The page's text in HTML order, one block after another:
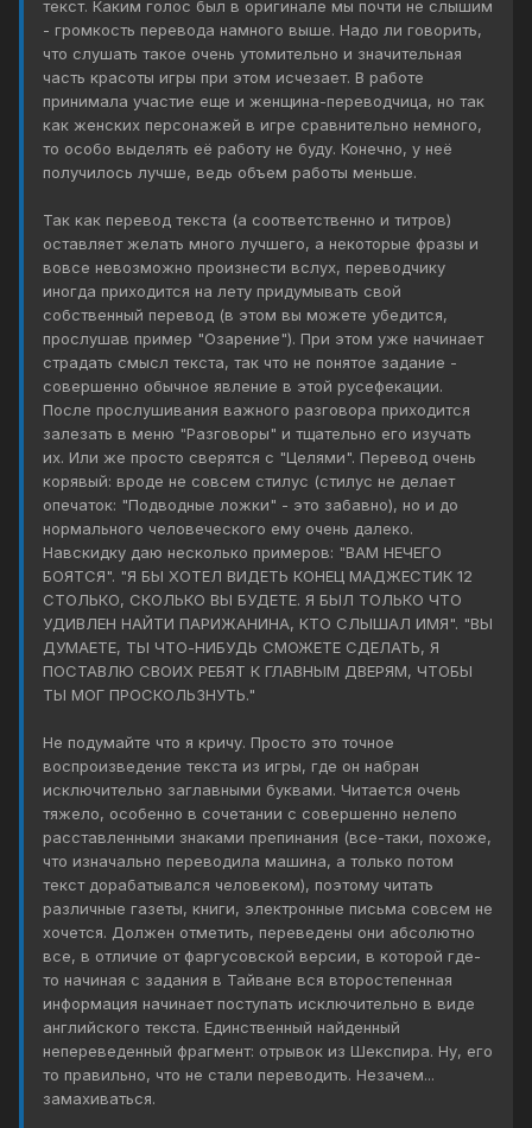
текст. Каким голос был в оригинале мы почти не слышим
- громкость перевода намного выше. Надо ли говорить,
что слушать такое очень утомительно и значительная
часть красоты игры при этом исчезает. В работе
принимала участие еще и женщина-переводчица, но так
как женских персонажей в игре сравнительно немного,
то особо выделять её работу не буду. Конечно, у неё
получилось лучше, ведь объем работы меньше.
Так как перевод текста (а соответственно и титров)
оставляет желать много лучшего, а некоторые фразы и
вовсе невозможно произнести вслух, переводчику
иногда приходится на лету придумывать свой
собственный перевод (в этом вы можете убедится,
прослушав пример "Озарение"). При этом уже начинает
страдать смысл текста, так что не понятое задание -
совершенно обычное явление в этой русефекации.
После прослушивания важного разговора приходится
залезать в меню "Разговоры" и тщательно его изучать
их. Или же просто сверятся с "Целями". Перевод очень
корявый: вроде не совсем стилус (стилус не делает
опечаток: "Подводные ложки" - это забавно), но и до
нормального человеческого ему очень далеко.
Навскидку даю несколько примеров: "ВАМ НЕЧЕГО
БОЯТСЯ". "Я БЫ ХОТЕЛ ВИДЕТЬ КОНЕЦ МАДЖЕСТИК 12
СТОЛЬКО, СКОЛЬКО ВЫ БУДЕТЕ. Я БЫЛ ТОЛЬКО ЧТО
УДИВЛЕН НАЙТИ ПАРИЖАНИНА, КТО СЛЫШАЛ ИМЯ". "ВЫ
ДУМАЕТЕ, ТЫ ЧТО-НИБУДЬ СМОЖЕТЕ СДЕЛАТЬ, Я
ПОСТАВЛЮ СВОИХ РЕБЯТ К ГЛАВНЫМ ДВЕРЯМ, ЧТОБЫ
ТЫ МОГ ПРОСКОЛЬЗНУТЬ."
Не подумайте что я кричу. Просто это точное
воспроизведение текста из игры, где он набран
исключительно заглавными буквами. Читается очень
тяжело, особенно в сочетании с совершенно нелепо
расставленными знаками препинания (все-таки, похоже,
что изначально переводила машина, а только потом
текст дорабатывался человеком), поэтому читать
различные газеты, книги, электронные письма совсем не
хочется. Должен отметить, переведены они абсолютно
все, в отличие от фаргусовской версии, в которой где-
то начиная с задания в Тайване вся второстепенная
информация начинает поступать исключительно в виде
английского текста. Единственный найденный
непереведенный фрагмент: отрывок из Шекспира. Ну, его
то правильно, что не стали переводить. Незачем...
замахиваться.